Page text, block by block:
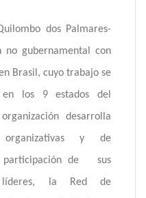
dos Palmares-
no gubernamental con
Brasil, cuyo trabajo se
en los 9 estados del
desarrolla
organizativas y de
participación de sus
líderes, la Red de